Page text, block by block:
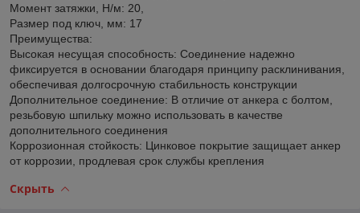
Момент затяжки, Н/м: 20,
Размер под ключ, мм: 17
Преимущества:
Высокая несущая способность: Соединение надежно
фиксируется в основании благодаря принципу расклинивания,
обеспечивая долгосрочную стабильность конструкции
Дополнительное соединение: В отличие от анкера с болтом,
резьбовую шпильку можно использовать в качестве
дополнительного соединения
Коррозионная стойкость: Цинковое покрытие защищает анкер
от коррозии, продлевая срок службы крепления
Скрыть